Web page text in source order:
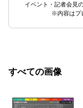
イベント・記者会見
※内容はプ
すべての画像